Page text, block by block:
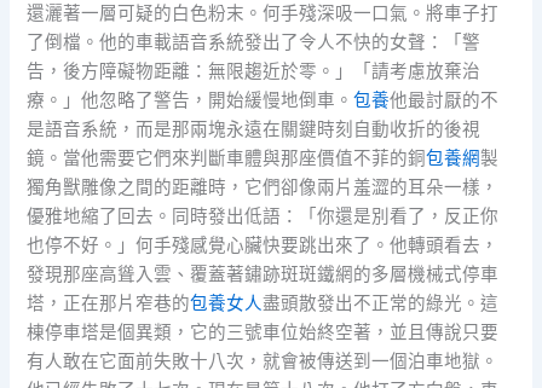
還灑著一層可疑的白色粉末。何手殘深吸一口氣。將車子打
了倒檔。他的車載語音系統發出了令人不快的女聲：「警
告，後方障礙物距離：無限趨近於零。」「請考慮放棄治
療。」他忽略了警告，開始緩慢地倒車。包養他最討厭的不
是語音系統，而是那兩塊永遠在關鍵時刻自動收折的後視
鏡。當他需要它們來判斷車體與那座價值不菲的銅包養網製
獨角獸雕像之間的距離時，它們卻像兩片羞澀的耳朵一樣，
優雅地縮了回去。同時發出低語：「你還是別看了，反正你
也停不好。」何手殘感覺心臟快要跳出來了。他轉頭看去，
發現那座高聳入雲、覆蓋著鏽跡斑斑鐵網的多層機械式停車
塔，正在那片窄巷的包養女人盡頭散發出不正常的綠光。這
棟停車塔是個異類，它的三號車位始終空著，並且傳說只要
有人敢在它面前失敗十八次，就會被傳送到一個泊車地獄。